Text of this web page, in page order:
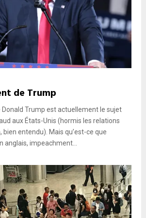
de Trump
Donald Trump est actuellement le sujet
aux États-Unis (hormis les relations
bien entendu). Mais qu’est-ce que
anglais, impeachment...